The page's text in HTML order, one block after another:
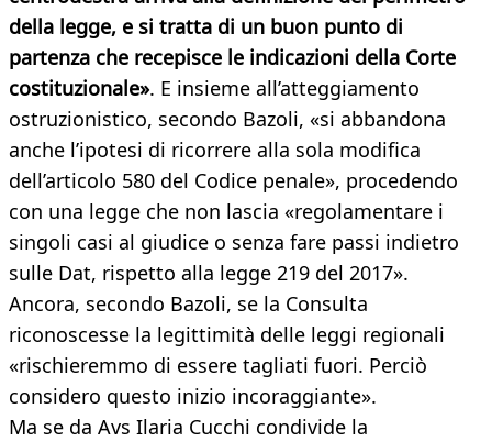
della legge, e si tratta di un buon punto di
partenza che recepisce le indicazioni della Corte
costituzionale». E insieme all’atteggiamento
ostruzionistico, secondo Bazoli, «si abbandona
anche l’ipotesi di ricorrere alla sola modifica
dell’articolo 580 del Codice penale», procedendo
con una legge che non lascia «regolamentare i
singoli casi al giudice o senza fare passi indietro
sulle Dat, rispetto alla legge 219 del 2017».
Ancora, secondo Bazoli, se la Consulta
riconoscesse la legittimità delle leggi regionali
«rischieremmo di essere tagliati fuori. Perciò
considero questo inizio incoraggiante».
Ma se da Avs Ilaria Cucchi condivide la